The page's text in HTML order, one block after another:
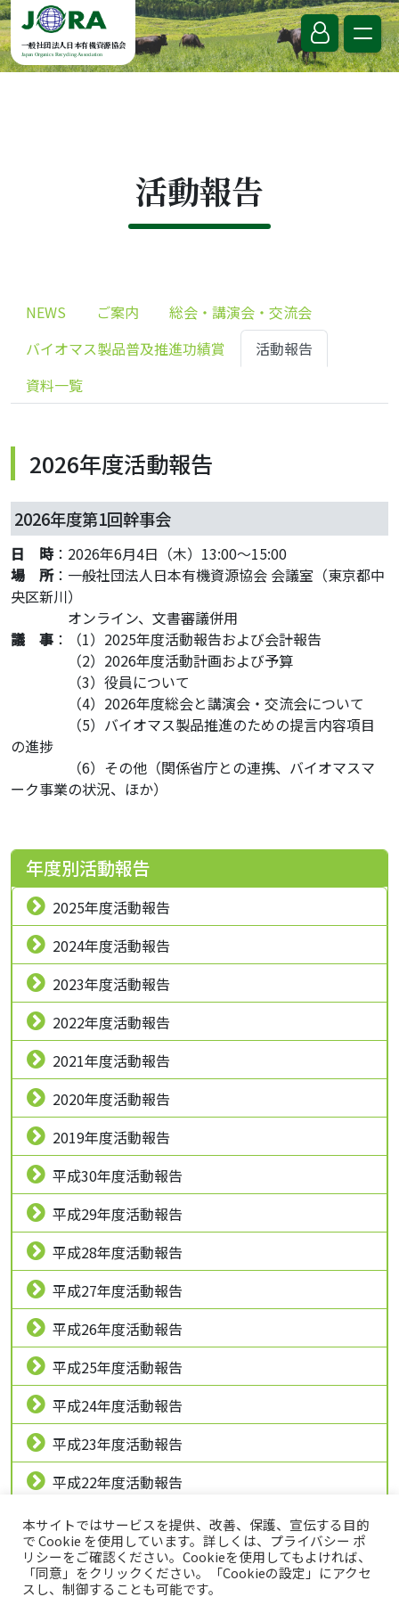
Skip to content
一般社団法人日本有機資源協会
Japan Organics Recycling Association
活動報告
NEWS ご案内
総会・講演会・交流会
バイオマス製品普及推進功績賞
活動報告
資料一覧
2026年度活動報告
2026年度第1回幹事会
日 時：2026年6月4日（木）13:00～15:00
場 所：一般社団法人日本有機資源協会 会議室（東京都中
央区新川）
オンライン、文書審議併用
議 事 ：（1）2025年度活動報告および会計報告
（2）2026年度活動計画および予算
（3）役員について
（4）2026年度総会と講演会・交流会について
（5）バイオマス製品推進のための提言内容項目
の進捗
（6）その他（関係省庁との連携、バイオマスマ
ーク事業の状況、ほか）
年度別活動報告
2025年度活動報告
2024年度活動報告
2023年度活動報告
2022年度活動報告
2021年度活動報告
2020年度活動報告
2019年度活動報告
平成30年度活動報告
平成29年度活動報告
平成28年度活動報告
平成27年度活動報告
平成26年度活動報告
平成25年度活動報告
平成24年度活動報告
平成23年度活動報告
平成22年度活動報告
平成21年度活動報告
トップページ プライバシーポリシー
本サイトではサービスを提供、改善、保護、宣伝する目的
で Cookie を使用しています。詳しくは、プライバシー ポ
リシーをご確認ください。Cookieを使用してもよければ、
「同意」をクリックください。「Cookieの設定」にアクセ
スし、制御することも可能です。